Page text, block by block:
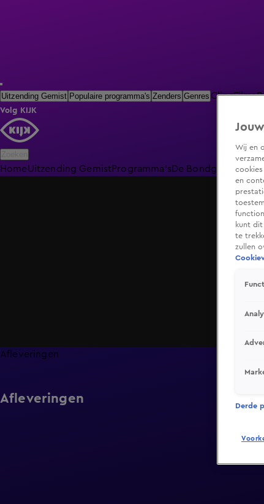
Uitzending Gemist Populaire programma's Zenders Genres ClipsFilms
Volg KIJK
HomeUitzending GemistProgramma's De Bondgenoten
Afleveringen
Afleveringen
Wij en
en
kunt
te
zullen
Derde